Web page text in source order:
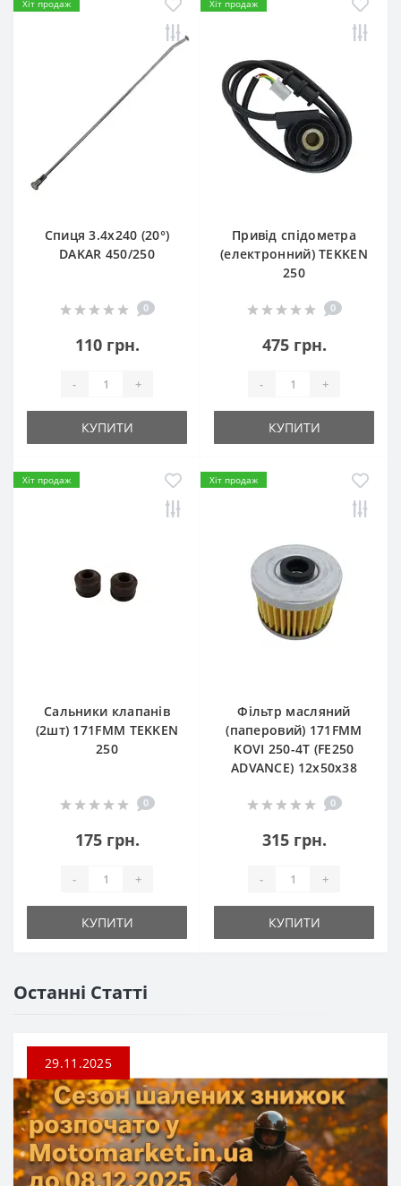
Хіт продаж
Спиця 3.4х240 (20°)
DAKAR 450/250
0
110 грн.
- +
КУПИТИ
Хіт продаж
Привід спідометра
(електронний) TEKKEN
250
0
475 грн.
- +
КУПИТИ
Хіт продаж
Сальники клапанів
(2шт) 171FMM TEKKEN
250
0
175 грн.
- +
КУПИТИ
Хіт продаж
Фільтр масляний
(паперовий) 171FMM
KOVI 250-4T (FE250
ADVANCE) 12х50х38
0
315 грн.
- +
КУПИТИ
Останні Статті
29.11.2025